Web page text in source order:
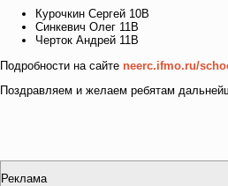
Курочкин Сергей 10В
Синкевич Олег 11В
Черток Андрей 11В
Подробности на сайте neerc.ifmo.ru/
Поздравляем и желаем ребятам
Реклама